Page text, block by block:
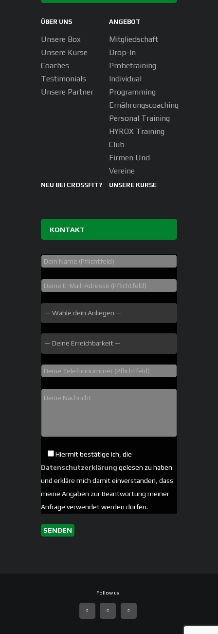
ÜBER UNS
Unsere Box
Unsere Kurse
Coaches
Testimonials
Unsere Partner
ANGEBOT
Mitgliedschaft
Drop-In
Probetraining
Individual
Programming
Ernährungscoaching
Personal Training
HYROX Training
Club
Firmen Und
Vereine
NEU BEI CROSSFIT? UNSERE KURSE
KONTAKT
Hiermit bestätige ich, die
Datenschutzerklärung gelesen zu haben
und erkläre mich damit einverstanden, dass
meine Angaben zur Beantwortung meiner
Anfrage verwendet werden dürfen.